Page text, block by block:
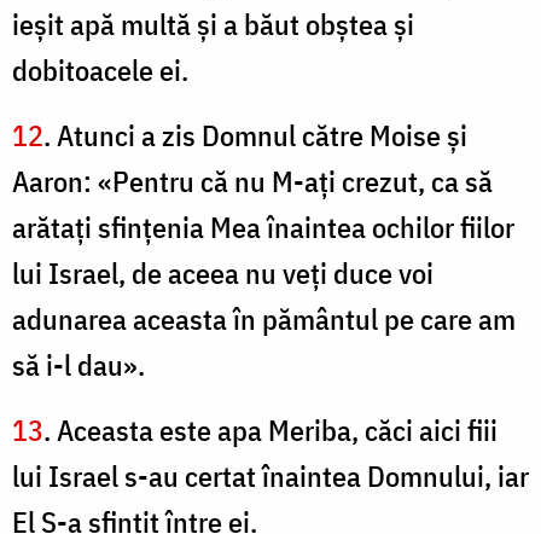
ieşit apă multă şi a băut obştea şi
dobitoacele ei.
12. Atunci a zis Domnul către Moise şi
Aaron: «Pentru că nu M-aţi crezut, ca să
arătaţi sfinţenia Mea înaintea ochilor fiilor
lui Israel, de aceea nu veţi duce voi
adunarea aceasta în pământul pe care am
să i-l dau».
13. Aceasta este apa Meriba, căci aici fiii
lui Israel s-au certat înaintea Domnului, iar
El S-a sfinţit între ei.